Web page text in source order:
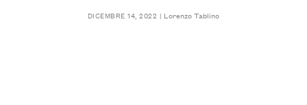
DICEMBRE 14, 2022 Lorenzo Tablino